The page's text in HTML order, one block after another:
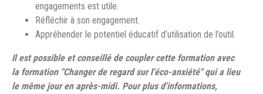
engagements est utile.
Réfléchir à son engagement.
Appréhender le potentiel éducatif d’utilisation de l’outil.
Il est possible et conseillé de coupler cette formation avec
la formation "Changer de regard sur l'éco-anxiété" qui a lieu
le même jour en après-midi. Pour plus d'informations,